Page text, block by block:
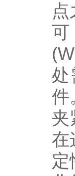
处
件
夹
在